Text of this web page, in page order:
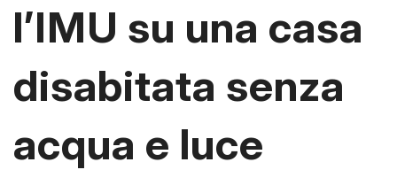
l’IMU su una casa
disabitata senza
acqua e luce